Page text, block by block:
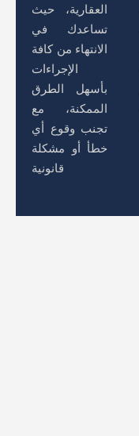
العقارية، حيث
تساعدك في
الانتهاء من كافة
الإجراءات
بأسهل الطرق
الممكنة، مع
تجنب وقوع أي
خطأ أو مشكلة
قانونية